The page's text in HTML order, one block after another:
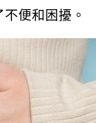
便和困擾。